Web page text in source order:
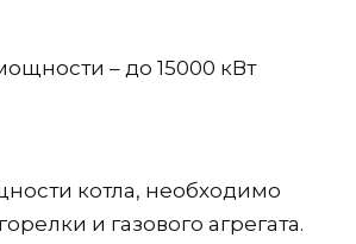
– до 15000 кВт
котла, необходимо
и газового агрегата.